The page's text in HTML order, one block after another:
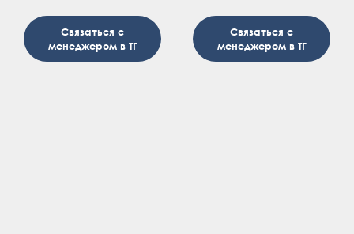
Связаться с
менеджером в ТГ
Связаться с
менеджером в ТГ